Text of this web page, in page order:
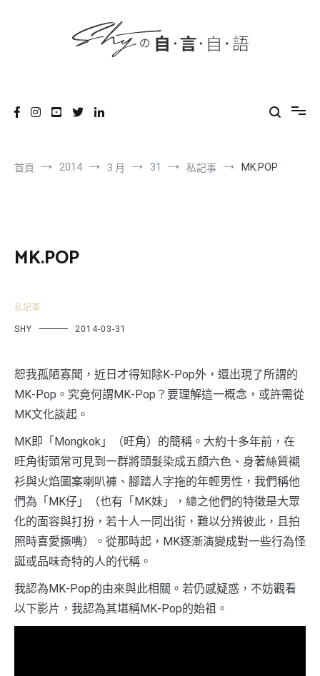
首頁 2014 3 月 31 私記事 MK.POP
MK.POP
私記事
SHY 2014-03-31
恕我孤陋寡聞，近日才得知除K-Pop外，還出現了所謂的
MK-Pop。究竟何謂MK-Pop？要理解這一概念，或許需從
MK文化談起。
MK即「Mongkok」（旺角）的簡稱。大約十多年前，在
旺角街頭常可見到一群將頭髮染成五顏六色、身著絲質襯
衫與火焰圖案喇叭褲、腳踏人字拖的年輕男性，我們稱他
們為「MK仔」（也有「MK妹」，總之他們的特徵是大眾
化的面容與打扮，若十人一同出街，難以分辨彼此，且拍
照時喜愛撅嘴）。從那時起，MK逐漸演變成對一些行為怪
誕或品味奇特的人的代稱。
我認為MK-Pop的由來與此相關。若仍感疑惑，不妨觀看
以下影片，我認為其堪稱MK-Pop的始祖。